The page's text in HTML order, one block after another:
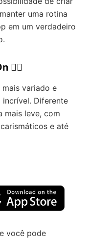
uma rotina
em um verdadeiro
🧘‍♀️
variado e
incrível. Diferente
mais leve, com
e até
você pode